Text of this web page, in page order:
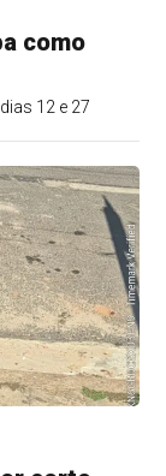
como
12 e 27